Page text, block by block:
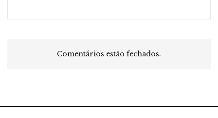
Comentários estão fechados.